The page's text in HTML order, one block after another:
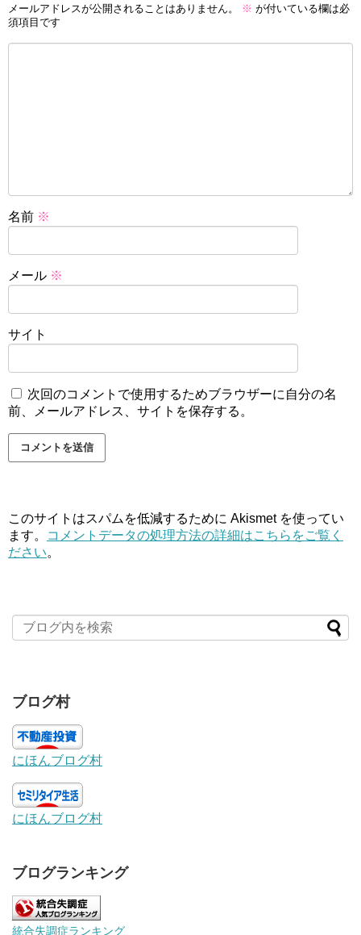
メールアドレスが公開されることはありません。 ※ が付いている欄は必
須項目です
名前 ※
メール ※
サイト
次回のコメントで使用するためブラウザーに自分の名
前、メールアドレス、サイトを保存する。
このサイトはスパムを低減するために Akismet を使ってい
ます。
コメントデータの処理方法の詳細はこちらをご覧く
ださい。
ブログ村
にほんブログ村
にほんブログ村
ブログランキング
統合失調症ランキング